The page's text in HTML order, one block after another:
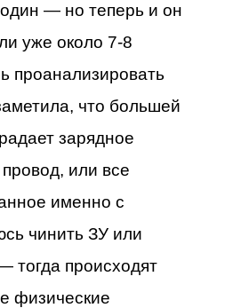
— но теперь и он
уже около 7-8
проанализировать
что большей
зарядное
или все
именно с
чинить ЗУ или
тогда происходят
физические